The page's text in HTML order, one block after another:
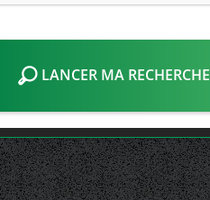
LANCER MA RECHERCHE